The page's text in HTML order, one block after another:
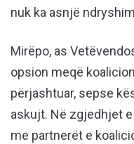
nuk ka asnjë
Mirëpo, as
opsion meqë
përjashtuar, sepse
askujt. Në zgjedhjet
me partnerët e